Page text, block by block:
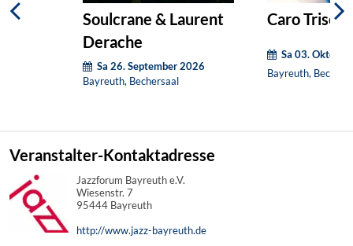
Soulcrane & Laurent
Derache
Sa 26. September 2026
Bayreuth, Bechersaal
Caro
Sa 03.
Bayreuth,
Veranstalter-Kontaktadresse
Jazzforum Bayreuth e.V.
Wiesenstr. 7
95444 Bayreuth
http://www.jazz-bayreuth.de